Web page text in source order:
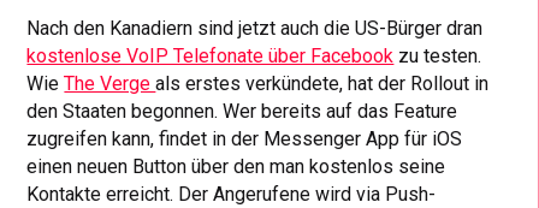
Nach den Kanadiern sind jetzt auch die US-Bürger dran
kostenlose VoIP Telefonate über Facebook zu testen.
WieThe Vergeals erstes verkündete, hat der Rollout in
den Staaten begonnen. Wer bereits auf das Feature
zugreifen kann, findet in der Messenger App für iOS
einen neuen Button über den man kostenlos seine
Kontakte erreicht. Der Angerufene wird via Push-